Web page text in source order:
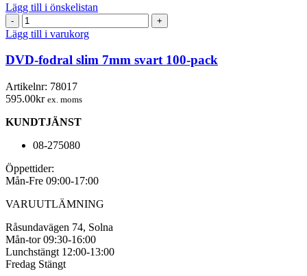
Lägg till i önskelistan
DVD-
fodral
slim
7mm
svart
100-
pack
mängd
Lägg till i varukorg
DVD-fodral slim 7mm svart 100-pack
Artikelnr: 78017
595.00kr ex. moms
KUNDTJÄNST
08-275080
Öppettider:
Mån-Fre 09:00-17:00
VARUUTLÄMNING
Råsundavägen 74, Solna
Mån-tor 09:30-16:00
Lunchstängt 12:00-13:00
Fredag Stängt